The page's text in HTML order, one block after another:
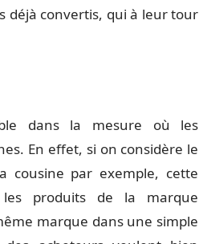
déjà convertis, qui à leur tour
dans la mesure où les
En effet, si on considère le
cousine par exemple, cette
produits de la marque
marque dans une simple